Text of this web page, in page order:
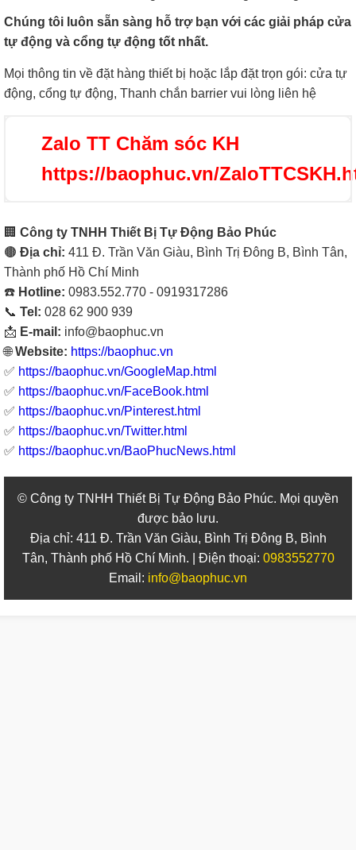
Chúng tôi luôn sẵn sàng hỗ trợ bạn với các giải pháp cửa
tự động và cổng tự động tốt nhất.
Mọi thông tin về đặt hàng thiết bị hoặc lắp đặt trọn gói: cửa tự
động, cổng tự động, Thanh chắn barrier vui lòng liên hệ
Zalo TT Chăm sóc KH
https://baophuc.vn/
🏢 Công ty TNHH Thiết Bị Tự Động Bảo Phúc
🟤 Địa chỉ: 411 Đ. Trần Văn Giàu, Bình Trị Đông B, Bình Tân,
Thành phố Hồ Chí Minh
☎️ Hotline: 0983.552.770 - 0919317286
📞 Tel: 028 62 900 939
📩 E-mail: info@baophuc.vn
🌐Website: https://baophuc.vn
✅ https://baophuc.vn/GoogleMap.html
✅ https://baophuc.vn/FaceBook.html
✅ https://baophuc.vn/Pinterest.html
✅ https://baophuc.vn/Twitter.html
✅ https://baophuc.vn/BaoPhucNews.html
© Công ty TNHH Thiết Bị Tự Động Bảo Phúc. Mọi quyền
được bảo lưu.
Địa chỉ: 411 Đ. Trần Văn Giàu, Bình Trị Đông B, Bình
Tân, Thành phố Hồ Chí Minh. | Điện thoại: 0983552770
Email: info@baophuc.vn